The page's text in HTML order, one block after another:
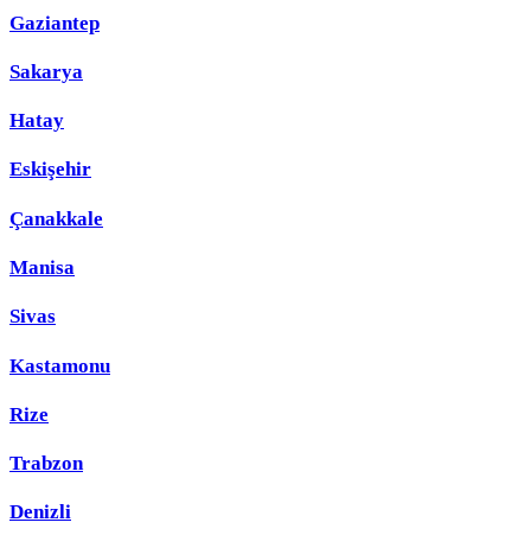
Gaziantep
Sakarya
Hatay
Eskişehir
Çanakkale
Manisa
Sivas
Kastamonu
Rize
Trabzon
Denizli